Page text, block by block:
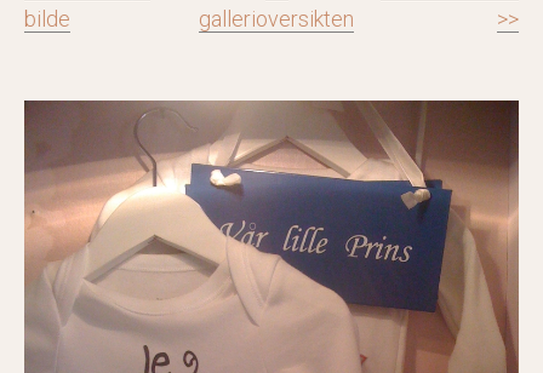
bilde
gallerioversikten
>>